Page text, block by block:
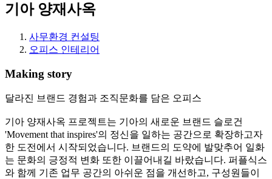
기아 양재사옥
사무환경 컨설팅
오피스 인테리어
Making story
달라진 브랜드 경험과 조직문화를 담은 오피스
기아 양재사옥 프로젝트는 기아의 새로운 브랜드 슬로건
'Movement that inspires'의 정신을 일하는 공간으로 확장하고자
한 도전에서 시작되었습니다. 브랜드의 도약에 발맞추어 일화
는 문화의 긍정적 변화 또한 이끌어내길 바랐습니다. 퍼플식스
와 함께 기존 업무 공간의 아쉬운 점을 개선하고, 구성원들이